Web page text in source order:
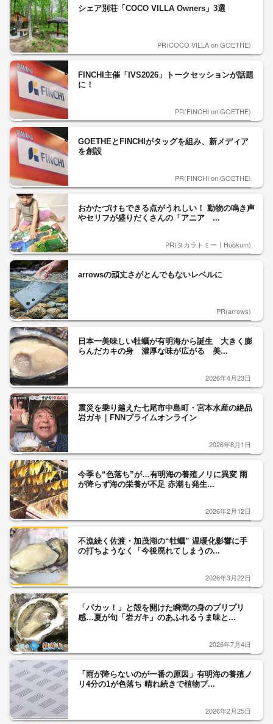
シェア別荘「COCO VILLA Owners」3選
PR(COCO VILLA on GOETHE)
FINCHI主催「IVS2026」トークセッションが話題
に！
PR(FINCHI on GOETHE)
GOETHEとFINCHIがタッグを組み、新メディア
を創設
PR(FINCHI on GOETHE)
おかたづけもできる点がうれしい！ 動物の鳴き声
やセリフが盛りだくさんの「アニア ...
PR(タカラトミー｜Hugkum)
arrowsの頑丈さがとんでもないレベルに
PR(arrows)
日本一美味しい牡蠣が有明海から誕生 大きく膨
らんだカキの身 濃厚な味が広がる 美...
2026年4月23日
震災を乗り越えた七尾市中島町・宮本水産の絶品
岩ガキ｜FNNプライムオンライン
2026年8月1日
今季も“色落ち”が…有明海の養殖ノリに異変 雨
が降らず海の栄養が不足 赤潮も発生...
2026年2月12日
不漁続く佐渡・加茂湖の“牡蠣” 温暖化影響に手
の打ちようなく「今後廃れてしまうの...
2026年3月22日
「パカッ！」と殻を開けた瞬間の身のプリプリ
感…夏が旬「岩ガキ」のあふれるうま味と...
2026年7月4日
「雨が降らないのが一番の原因」有明海の養殖ノ
リ4分の1が色落ち 晴れ続きで植物プ...
2026年2月25日